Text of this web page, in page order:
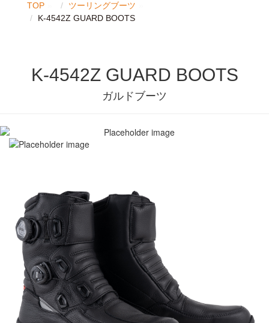
TOP
ツーリングブーツ
K-4542Z GUARD BOOTS
K-4542Z GUARD BOOTS
ガルドブーツ